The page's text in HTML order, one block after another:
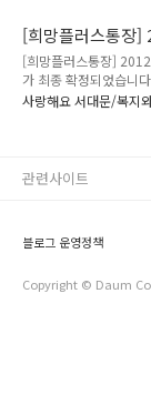
25. ~ 1998. 3. 25...
저소득주민이 3년의 가
을 저축하면 서울시와
금액을 추가 적립해 주
다. 이렇게 저축한 돈
도록 도와드린답니다. -
[희망플러스통장]
신규참여자가 최
[희망플러스통장]
가 최종 확정되었습
소득수준에 따라 3년간
3년의 가입기간 동안
최종 확정되었습니다.
사랑해요 서대문/복지
블로그 운영정책
Copyright © Daum
관련사이트